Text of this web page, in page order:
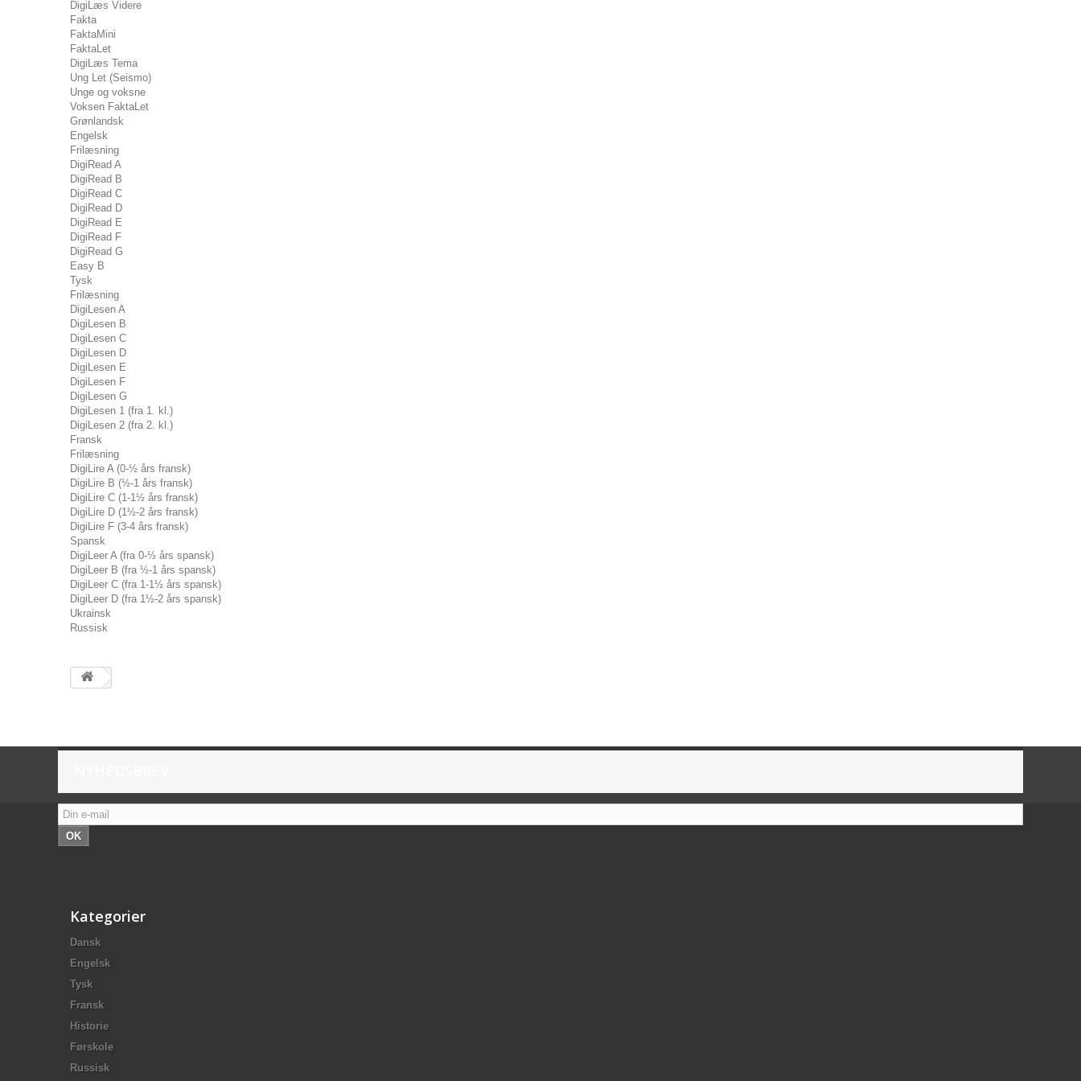
DigiLæs Videre
Fakta
FaktaMini
FaktaLet
DigiLæs Tema
Ung Let (Seismo)
Unge og voksne
Voksen FaktaLet
Grønlandsk
Engelsk
Frilæsning
DigiRead A
DigiRead B
DigiRead C
DigiRead D
DigiRead E
DigiRead F
DigiRead G
Easy B
Tysk
Frilæsning
DigiLesen A
DigiLesen B
DigiLesen C
DigiLesen D
DigiLesen E
DigiLesen F
DigiLesen G
DigiLesen 1 (fra 1. kl.)
DigiLesen 2 (fra 2. kl.)
Fransk
Frilæsning
DigiLire A (0-½ års fransk)
DigiLire B (½-1 års fransk)
DigiLire C (1-1½ års fransk)
DigiLire D (1½-2 års fransk)
DigiLire F (3-4 års fransk)
Spansk
DigiLeer A (fra 0-½ års spansk)
DigiLeer B (fra ½-1 års spansk)
DigiLeer C (fra 1-1½ års spansk)
DigiLeer D (fra 1½-2 års spansk)
Ukrainsk
Russisk
OK
Kategorier
Dansk
Engelsk
Tysk
Fransk
Historie
Førskole
Russisk